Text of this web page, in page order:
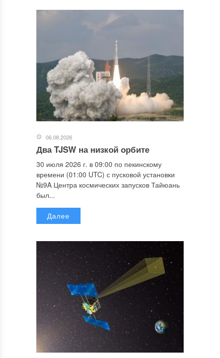
06.08.2026
Два TJSW на низкой орбите
30 июля 2026 г. в 09:00 по пекинскому
времени (01:00 UTC) с пусковой установки
№9A Центра космических запусков Тайюань
был...
Далее